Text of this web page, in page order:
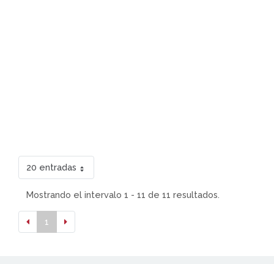
20 entradas
Mostrando el intervalo 1 - 11 de 11 resultados.
1